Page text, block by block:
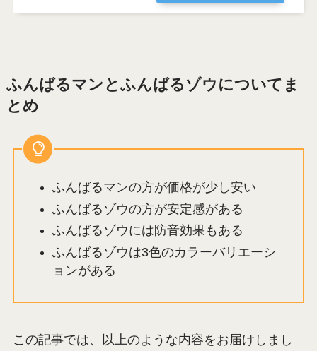
ふんばるマンとふんばるゾウについてま
とめ
ふんばるマンの方が価格が少し安い
ふんばるゾウの方が安定感がある
ふんばるゾウには防音効果もある
ふんばるゾウは3色のカラーバリエーシ
ョンがある
この記事では、以上のような内容をお届けしまし